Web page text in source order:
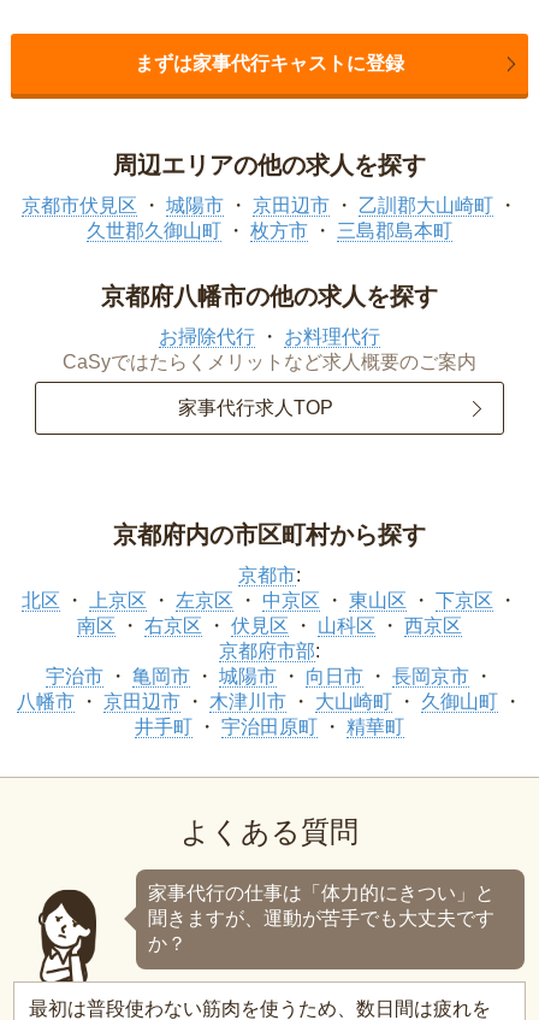
まずは家事代行キャストに登録
周辺エリアの他の求人を探す
京都市伏見区 城陽市 京田辺市
乙訓郡大山崎町
久世郡久御山町
枚方市 三島郡島本町
京都府八幡市の他の求人を探す
お掃除代行
お料理代行
CaSyではたらくメリットなど求人概要のご案内
家事代行求人TOP
京都府内の市区町村から探す
京都市:
北区
上京区 左京区 中京区 東山区
下京区
南区
右京区 伏見区 山科区
西京区
京都府市部:
宇治市
亀岡市 城陽市 向日市
長岡京市
八幡市
京田辺市 木津川市 大山崎町
久御山町
井手町
宇治田原町 精華町
よくある質問
家事代行の仕事は「体力的にきつい」と
聞きますが、運動が苦手でも大丈夫です
か？
最初は普段使わない筋肉を使うため、数日間は疲れを